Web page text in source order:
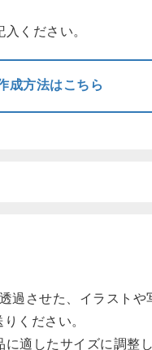
ください。
成方法はこちら
過させた、イラストや
ください。
適したサイズに調整